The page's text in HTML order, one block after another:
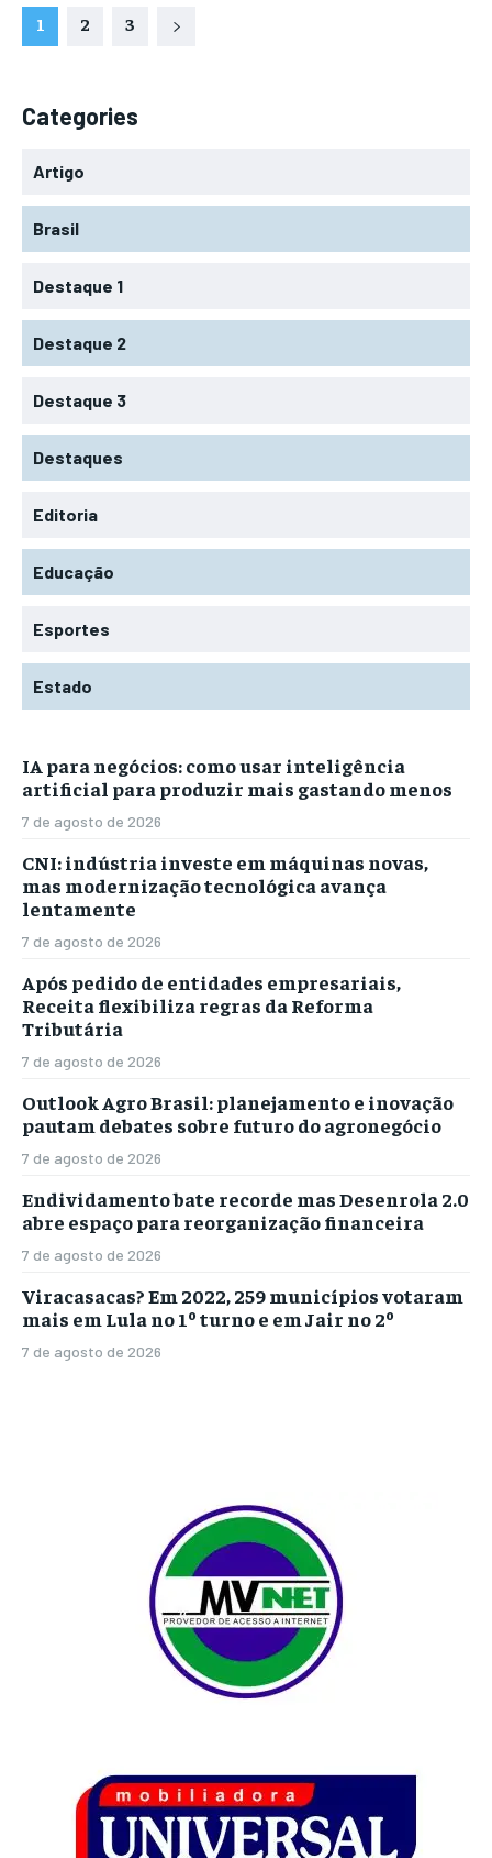
1 2 3
Categories
Artigo
Brasil
Destaque 1
Destaque 2
Destaque 3
Destaques
Editoria
Educação
Esportes
Estado
IA para negócios: como usar inteligência
artificial para produzir mais gastando menos
7 de agosto de 2026
CNI: indústria investe em máquinas novas,
mas modernização tecnológica avança
lentamente
7 de agosto de 2026
Após pedido de entidades empresariais,
Receita flexibiliza regras da Reforma
Tributária
7 de agosto de 2026
Outlook Agro Brasil: planejamento e inovação
pautam debates sobre futuro do agronegócio
7 de agosto de 2026
Endividamento bate recorde mas Desenrola 2.0
abre espaço para reorganização financeira
7 de agosto de 2026
Viracasacas? Em 2022, 259 municípios votaram
mais em Lula no 1º turno e em Jair no 2º
7 de agosto de 2026